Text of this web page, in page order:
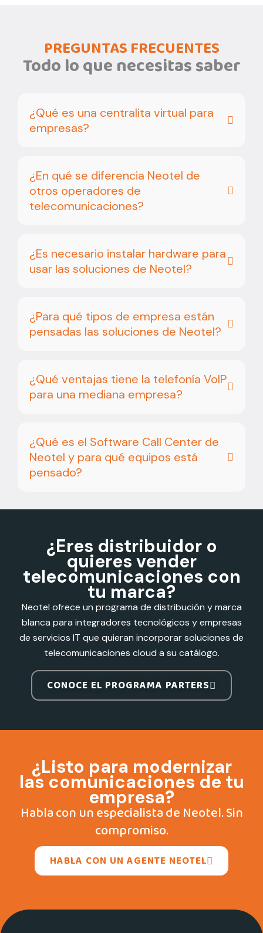
PREGUNTAS FRECUENTES
Todo lo que necesitas saber
¿Qué es una centralita virtual para
empresas?
¿En qué se diferencia Neotel de
otros operadores de
telecomunicaciones?
¿Es necesario instalar hardware para
usar las soluciones de Neotel?
¿Para qué tipos de empresa están
pensadas las soluciones de Neotel?
¿Qué ventajas tiene la telefonía VoIP
para una mediana empresa?
¿Qué es el Software Call Center de
Neotel y para qué equipos está
pensado?
¿Eres distribuidor o
quieres vender
telecomunicaciones con
tu marca?
Neotel ofrece un programa de distribución y marca
blanca para integradores tecnológicos y empresas
de servicios IT que quieran incorporar soluciones de
telecomunicaciones cloud a su catálogo.
CONOCE EL PROGRAMA PARTERS
¿Listo para modernizar
las comunicaciones de tu
empresa?
Habla con un especialista de Neotel. Sin
compromiso.
HABLA CON UN AGENTE NEOTEL